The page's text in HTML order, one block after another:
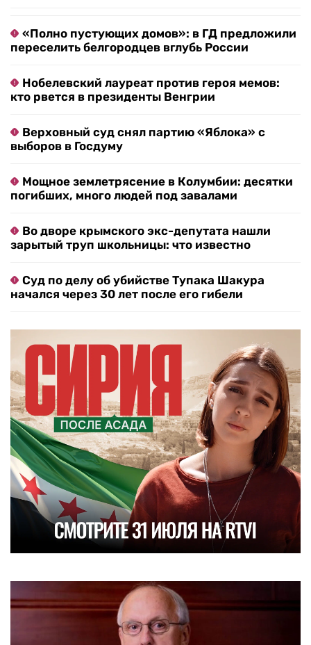
«Полно пустующих домов»: в ГД предложили
переселить белгородцев вглубь России
Нобелевский лауреат против героя мемов:
кто рвется в президенты Венгрии
Верховный суд снял партию «Яблока» с
выборов в Госдуму
Мощное землетрясение в Колумбии: десятки
погибших, много людей под завалами
Во дворе крымского экс-депутата нашли
зарытый труп школьницы: что известно
Суд по делу об убийстве Тупака Шакура
начался через 30 лет после его гибели